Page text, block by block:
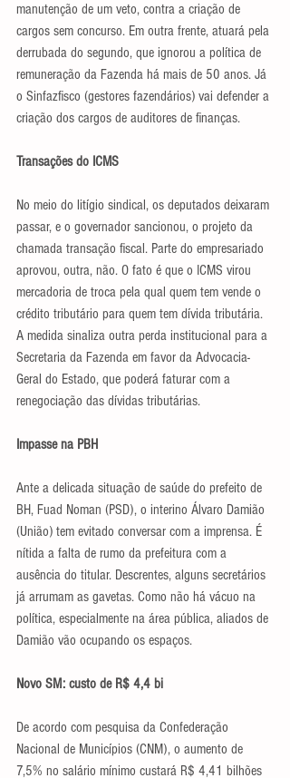
manutenção de um veto, contra a criação de
cargos sem concurso. Em outra frente, atuará pela
derrubada do segundo, que ignorou a política de
remuneração da Fazenda há mais de 50 anos. Já
o Sinfazfisco (gestores fazendários) vai defender a
criação dos cargos de auditores de finanças.
Transações do ICMS
No meio do litígio sindical, os deputados deixaram
passar, e o governador sancionou, o projeto da
chamada transação fiscal. Parte do empresariado
aprovou, outra, não. O fato é que o ICMS virou
mercadoria de troca pela qual quem tem vende o
crédito tributário para quem tem dívida tributária.
A medida sinaliza outra perda institucional para a
Secretaria da Fazenda em favor da Advocacia-
Geral do Estado, que poderá faturar com a
renegociação das dívidas tributárias.
Impasse na PBH
Ante a delicada situação de saúde do prefeito de
BH, Fuad Noman (PSD), o interino Álvaro Damião
(União) tem evitado conversar com a imprensa. É
nítida a falta de rumo da prefeitura com a
ausência do titular. Descrentes, alguns secretários
já arrumam as gavetas. Como não há vácuo na
política, especialmente na área pública, aliados de
Damião vão ocupando os espaços.
Novo SM: custo de R$ 4,4 bi
De acordo com pesquisa da Confederação
Nacional de Municípios (CNM), o aumento de
7,5% no salário mínimo custará R$ 4,41 bilhões